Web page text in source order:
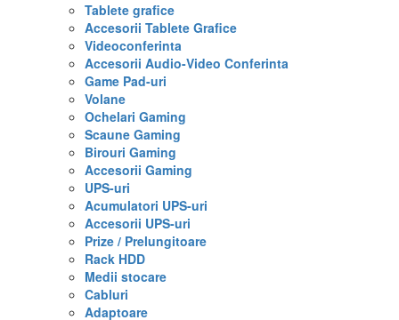
Tablete grafice
Accesorii Tablete Grafice
Videoconferinta
Accesorii Audio-Video Conferinta
Game Pad-uri
Volane
Ochelari Gaming
Scaune Gaming
Birouri Gaming
Accesorii Gaming
UPS-uri
Acumulatori UPS-uri
Accesorii UPS-uri
Prize / Prelungitoare
Rack HDD
Medii stocare
Cabluri
Adaptoare